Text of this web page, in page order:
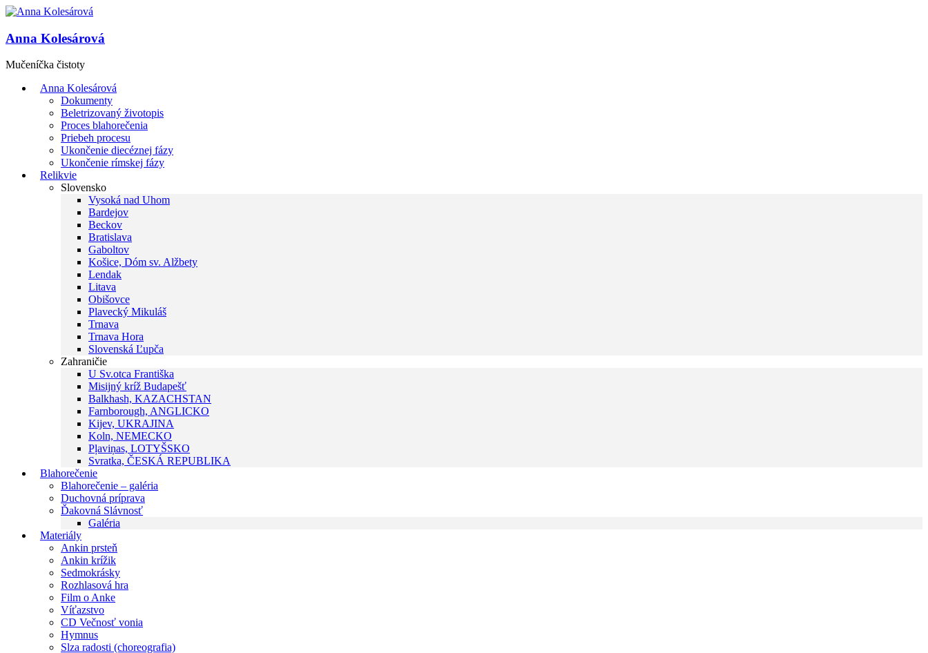
Anna Kolesárová
Mučeníčka čistoty
Anna Kolesárová
Dokumenty
Beletrizovaný životopis
Proces blahorečenia
Priebeh procesu
Ukončenie diecéznej fázy
Ukončenie rímskej fázy
Relikvie
Slovensko
Vysoká nad Uhom
Bardejov
Beckov
Bratislava
Gaboltov
Košice, Dóm sv. Alžbety
Lendak
Litava
Obišovce
Plavecký Mikuláš
Trnava
Trnava Hora
Slovenská Ľupča
Zahraničie
U Sv.otca Františka
Misijný kríž Budapešť
Balkhash, KAZACHSTAN
Farnborough, ANGLICKO
Kijev, UKRAJINA
Koln, NEMECKO
Pļaviņas, LOTYŠSKO
Svratka, ČESKÁ REPUBLIKA
Blahorečenie
Blahorečenie – galéria
Duchovná príprava
Ďakovná Slávnosť
Galéria
Materiály
Ankin prsteň
Ankin krížik
Sedmokrásky
Rozhlasová hra
Film o Anke
Víťazstvo
CD Večnosť vonia
Hymnus
Slza radosti (choreografia)